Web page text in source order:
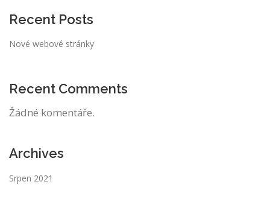
Recent Posts
Nové webové stránky
Recent Comments
Žádné komentáře.
Archives
Srpen 2021